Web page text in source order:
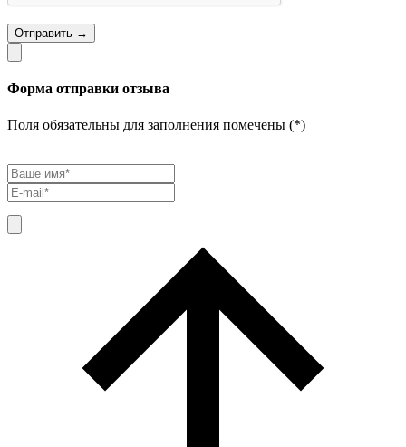
Отправить →
Форма отправки отзыва
Поля обязательны для заполнения помечены (*)